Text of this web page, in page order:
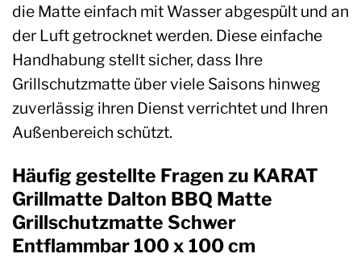
die Matte einfach mit Wasser abgespült und an
der Luft getrocknet werden. Diese einfache
Handhabung stellt sicher, dass Ihre
Grillschutzmatte über viele Saisons hinweg
zuverlässig ihren Dienst verrichtet und Ihren
Außenbereich schützt.
Häufig gestellte Fragen zu KARAT
Grillmatte Dalton BBQ Matte
Grillschutzmatte Schwer
Entflammbar 100 x 100 cm